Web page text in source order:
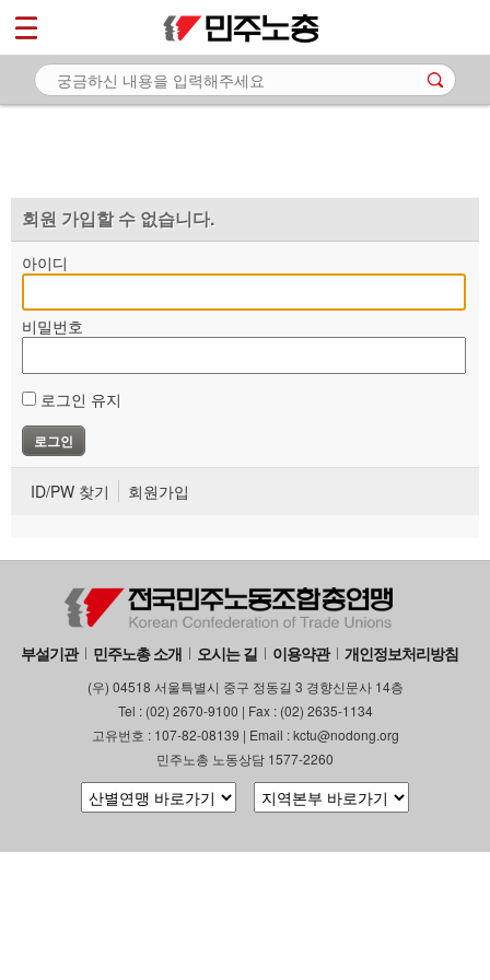
회원 가입할 수 없습니다.
아이디
비밀번호
로그인 유지
ID/PW 찾기 회원가입
부설기관 민주노총 소개 오시는 길 이용약관 개인정보처리방침
(우) 04518 서울특별시 중구 정동길 3 경향신문사 14층
Tel : (02) 2670-9100 | Fax : (02) 2635-1134
고유번호 : 107-82-08139 | Email : kctu@nodong.org
민주노총 노동상담 1577-2260
마이페이지
소개
자료
부설기관